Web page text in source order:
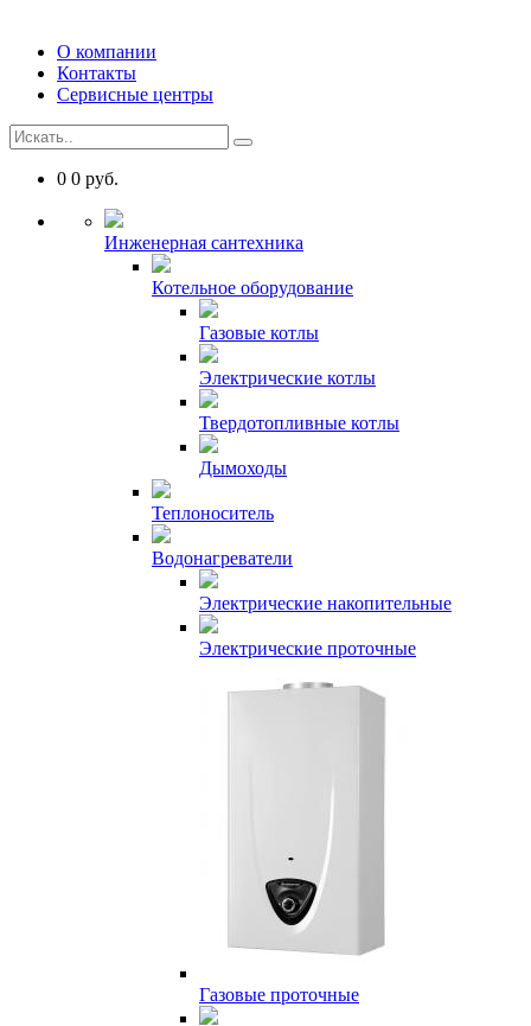
О компании
Контакты
Сервисные центры
0 0 руб.
Инженерная сантехника
Котельное оборудование
Газовые котлы
Электрические котлы
Твердотопливные котлы
Дымоходы
Теплоноситель
Водонагреватели
Электрические накопительные
Электрические проточные
Газовые проточные